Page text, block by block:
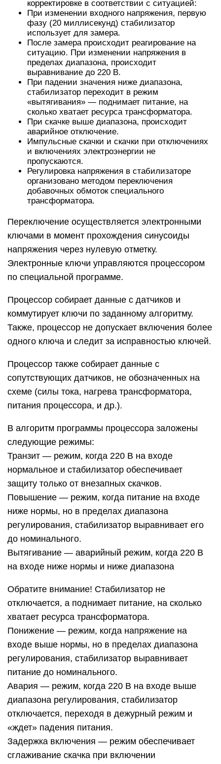
корректировке в соответствии с ситуацией:
При изменении входного напряжения, первую
фазу (20 миллисекунд) стабилизатор
использует для замера.
После замера происходит реагирование на
ситуацию. При изменении напряжения в
пределах диапазона, происходит
выравнивание до 220 В.
При падении значения ниже диапазона,
стабилизатор переходит в режим
«вытягивания» — поднимает питание, на
сколько хватает ресурса трансформатора.
При скачке выше диапазона, происходит
аварийное отключение.
Импульсные скачки и скачки при отключениях
и включениях электроэнергии не
пропускаются.
Регулировка напряжения в стабилизаторе
организовано методом переключения
добавочных обмоток специального
трансформатора.
Переключение осуществляется электронными
ключами в момент прохождения синусоиды
напряжения через нулевую отметку.
Электронные ключи управляются процессором
по специальной программе.
Процессор собирает данные с датчиков и
коммутирует ключи по заданному алгоритму.
Также, процессор не допускает включения более
одного ключа и следит за исправностью ключей.
Процессор также собирает данные с
сопутствующих датчиков, не обозначенных на
схеме (силы тока, нагрева трансформатора,
питания процессора, и др.).
В алгоритм программы процессора заложены
следующие режимы:
Транзит — режим, когда 220 В на входе
нормальное и стабилизатор обеспечивает
защиту только от внезапных скачков.
Повышение — режим, когда питание на входе
ниже нормы, но в пределах диапазона
регулирования, стабилизатор выравнивает его
до номинального.
Вытягивание — аварийный режим, когда 220 В
на входе ниже нормы и ниже диапазона
Обратите внимание! Стабилизатор не
отключается, а поднимает питание, на сколько
хватает ресурса трансформатора.
Понижение — режим, когда напряжение на
входе выше нормы, но в пределах диапазона
регулирования, стабилизатор выравнивает
питание до номинального.
Авария — режим, когда 220 В на входе выше
диапазона регулирования, стабилизатор
отключается, переходя в дежурный режим и
«ждет» падения питания.
Задержка включения — режим обеспечивает
сглаживание скачка при включении